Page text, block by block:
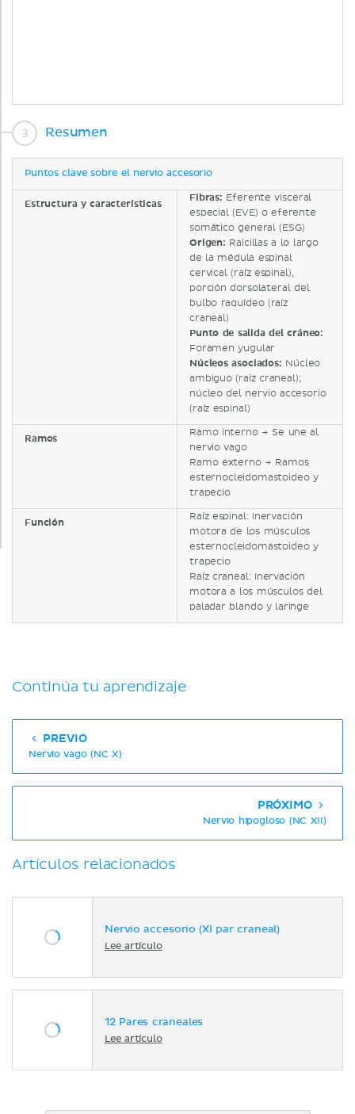
Resumen
Puntos clave sobre el nervio accesorio
Estructura y características
Fibras: Eferente visceral
especial (EVE) o eferente
somático general (ESG)
Origen: Raicillas a lo largo
de la médula espinal
cervical (raíz espinal),
porción dorsolateral del
bulbo raquídeo (raíz
craneal)
Punto de salida del cráneo:
Foramen yugular
Núcleos asociados: Núcleo
ambiguo (raíz craneal);
núcleo del nervio accesorio
(raíz espinal)
Ramos
Ramo interno → Se une al
nervio vago
Ramo externo → Ramos
esternocleidomastoideo y
trapecio
Función
Raíz espinal: Inervación
motora de los músculos
esternocleidomastoideo y
trapecio
Raíz craneal: Inervación
motora a los músculos del
paladar blando y laringe
Continúa tu aprendizaje
PREVIO
Nervio vago (NC X)
PRÓXIMO
Nervio hipogloso (NC XII)
Artículos relacionados
Nervio accesorio (XI par craneal)
Lee artículo
12 Pares craneales
Lee artículo